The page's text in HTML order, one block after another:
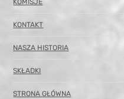
KOMISJE
KONTAKT
NASZA HISTORIA
SKŁADKI
STRONA GŁÓWNA